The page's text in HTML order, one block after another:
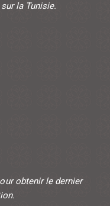
la Tunisie.
obtenir le dernier